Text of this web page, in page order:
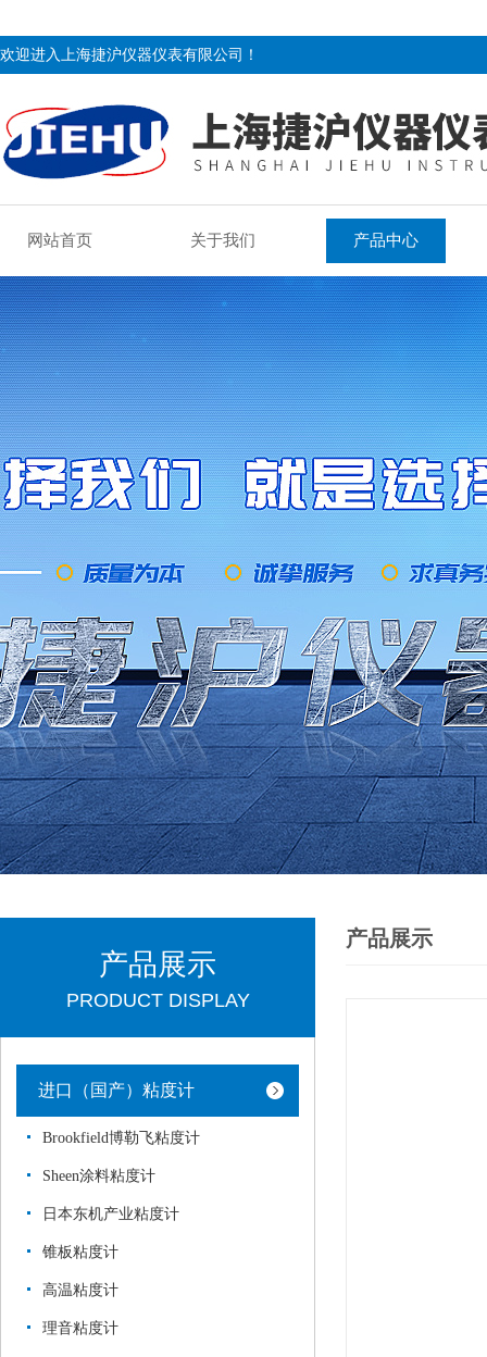
欢迎进入上海捷沪仪器仪表有限公司！
网站首页 关于我们 产品中心
产品展示
PRODUCT DISPLAY
进口（国产）粘度计
Brookfield博勒飞粘度计
Sheen涂料粘度计
日本东机产业粘度计
锥板粘度计
高温粘度计
理音粘度计
产品展示